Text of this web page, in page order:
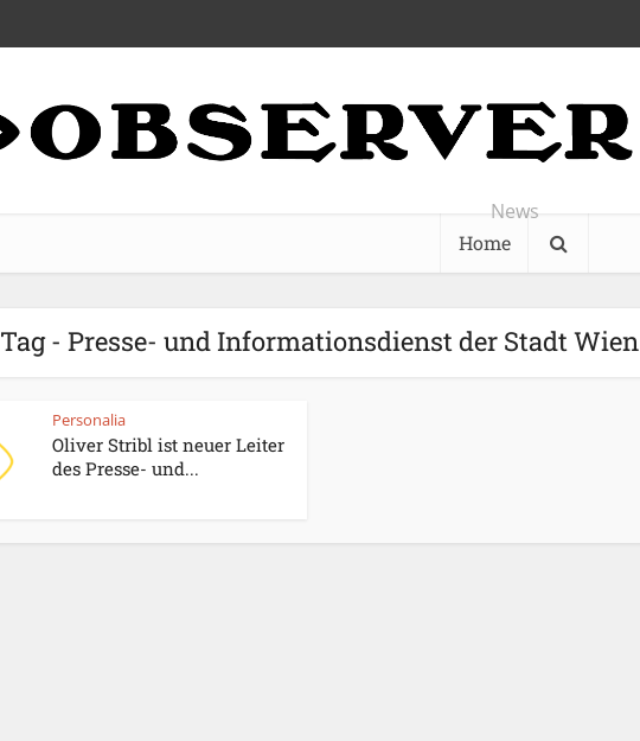
News
Home
Tag - Presse- und Informationsdienst der Stadt Wien
Personalia
Oliver Stribl ist neuer Leiter
des Presse- und...